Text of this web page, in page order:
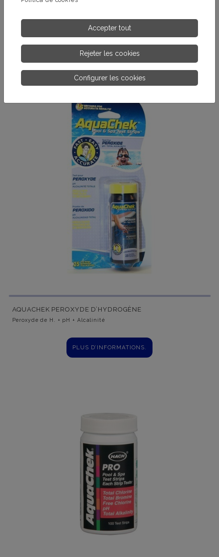
AQUACHEK 7
Chl. Libre + Total + Brome + Ac. Cyan. + Alcalinité + pH + Dureté
AQUACHEK PEROXYDE D’HYDROGÈNE
Peroxyde de H. + pH + Alcalinité
PLUS D’INFORMATIONS.
Accepter tout
Rejeter les cookies
Configurer les cookies